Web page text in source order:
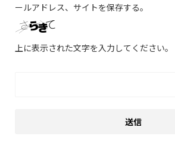
ールアドレス、サイトを保存する。
上に表示された文字を入力してください。